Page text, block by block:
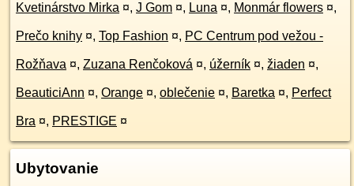
Kvetinárstvo Mirka ¤, J Gom ¤, Luna ¤, Monmár flowers ¤,
Prečo knihy ¤, Top Fashion ¤, PC Centrum pod vežou -
Rožňava ¤, Zuzana Renčoková ¤, úžerník ¤, žiaden ¤,
BeauticiAnn ¤, Orange ¤, oblečenie ¤, Baretka ¤, Perfect
Bra ¤, PRESTIGE ¤
Ubytovanie